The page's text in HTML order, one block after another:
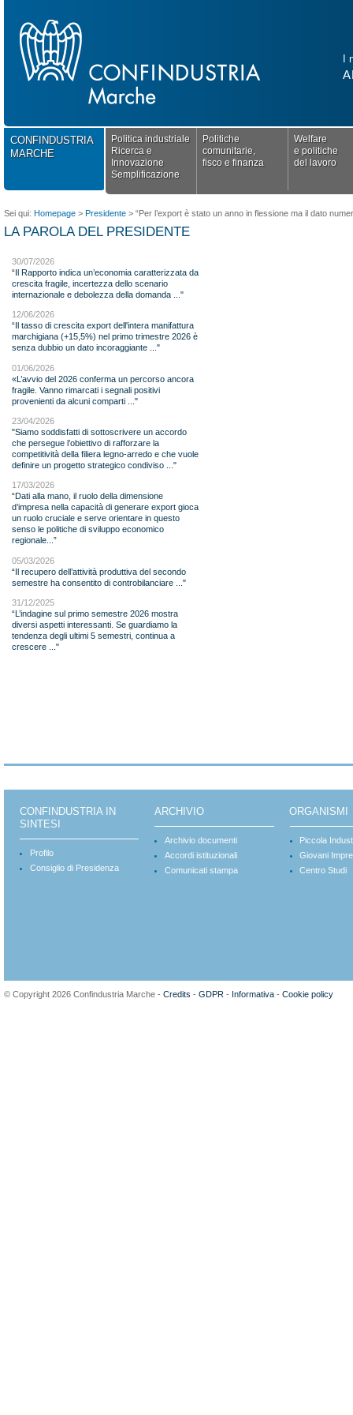
CONFINDUSTRIA
MARCHE
Politica industriale
Ricerca e
Innovazione
Semplificazione
Politiche
comunitarie,
fisco e finanza
Welfare
e politiche
del lavoro
Sei qui: Homepage > Presidente > “Per l’export è stato un anno in flessione ma il dato
LA PAROLA DEL PRESIDENTE
30/07/2026
“Il Rapporto indica un’economia caratterizzata da
crescita fragile, incertezza dello scenario
internazionale e debolezza della domanda ..."
12/06/2026
“Il tasso di crescita export dell'intera manifattura
marchigiana (+15,5%) nel primo trimestre 2026 è
senza dubbio un dato incoraggiante ..."
01/06/2026
«L’avvio del 2026 conferma un percorso ancora
fragile. Vanno rimarcati i segnali positivi
provenienti da alcuni comparti ..."
23/04/2026
"Siamo soddisfatti di sottoscrivere un accordo
che persegue l’obiettivo di rafforzare la
competitività della filiera legno-arredo e che vuole
definire un progetto strategico condiviso ..."
17/03/2026
“Dati alla mano, il ruolo della dimensione
d’impresa nella capacità di generare export gioca
un ruolo cruciale e serve orientare in questo
senso le politiche di sviluppo economico
regionale...”
05/03/2026
“Il recupero dell’attività produttiva del secondo
semestre ha consentito di controbilanciare ..."
31/12/2025
“L’indagine sul primo semestre 2026 mostra
diversi aspetti interessanti. Se guardiamo la
tendenza degli ultimi 5 semestri, continua a
crescere ..."
CONFINDUSTRIA IN
SINTESI
Profilo
Consiglio di Presidenza
ARCHIVIO
Archivio documenti
Accordi istituzionali
Comunicati stampa
ORGANISMI
Piccola
Giovani
Centro Studi
© Copyright 2026 Confindustria Marche - Credits - GDPR - Informativa - Cookie policy